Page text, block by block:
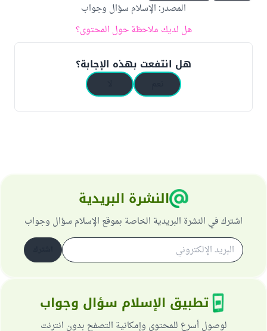
المصدر: الإسلام سؤال وجواب
هل لديك ملاحظة حول المحتوى؟
هل انتفعت بهذه الإجابة؟
النشرة البريدية
اشترك في النشرة البريدية الخاصة بموقع الإسلام سؤال وجواب
تطبيق الإسلام سؤال وجواب
لوصول أسرع للمحتوى وإمكانية التصفح بدون انترنت